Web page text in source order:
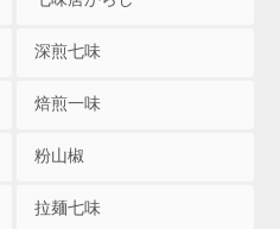
深煎七味
焙煎一味
粉山椒
拉麺七味